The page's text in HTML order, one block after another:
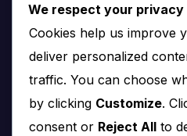
We respect your privacy
Cookies help us improve
deliver personalized
traffic. You can choose
by clicking Customize.
consent or Reject All to